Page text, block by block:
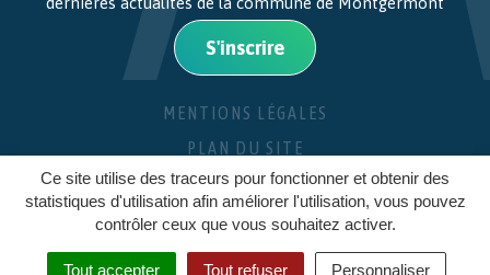
Ce site utilise des traceurs pour fonctionner et obtenir des
statistiques d'utilisation afin améliorer l'utilisation, vous pouvez
contrôler ceux que vous souhaitez activer.
Tout accepter Tout refuser Personnaliser
S'inscrire
MENTIONS LÉGALES
PLAN DU SITE
CRÉDITS